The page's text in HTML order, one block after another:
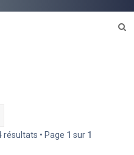
résultats • Page 1 sur 1